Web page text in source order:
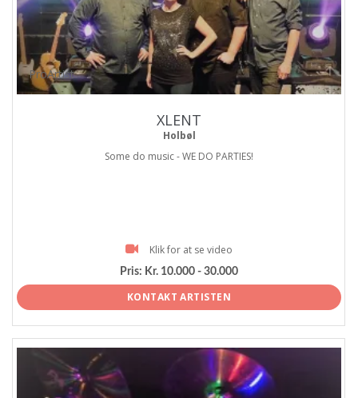
ProArtist
XLENT
Holbøl
Some do music - WE DO PARTIES!
Klik for at se video
Pris: Kr. 10.000 - 30.000
KONTAKT ARTISTEN